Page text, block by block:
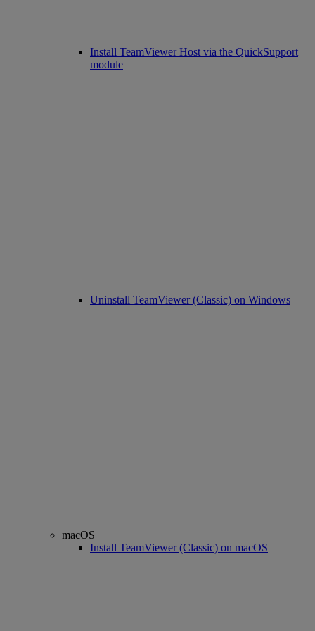
Install TeamViewer Host via the QuickSupport
module
Uninstall TeamViewer (Classic) on Windows
macOS
Install TeamViewer (Classic) on macOS